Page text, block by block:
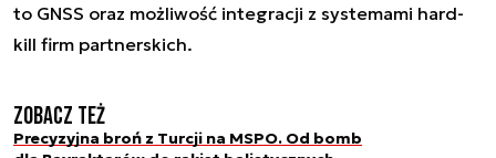
to GNSS oraz możliwość integracji z systemami hard-
kill firm partnerskich.
Zobacz też
Precyzyjna broń z Turcji na MSPO. Od bomb